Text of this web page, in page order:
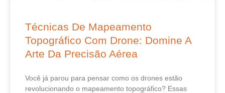
Técnicas De Mapeamento
Topográfico Com Drone: Domine A
Arte Da Precisão Aérea
Você já parou para pensar como os drones estão
revolucionando o mapeamento topográfico? Essas